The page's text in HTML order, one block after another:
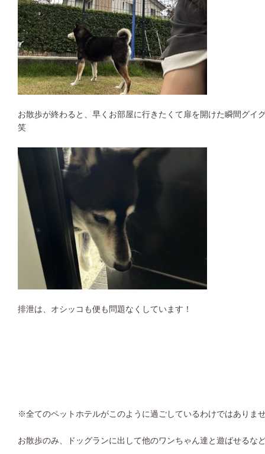
お散歩が終わると、早くお部屋に行きたくて扉を開けた瞬間グイ
笑
排泄は、オシッコも便も問題なくしています！
※全てのペットホテルがこのように過ごしているわけではありま
お散歩のみ、ドッグランに出して他のワンちゃん達と遊ばせるな